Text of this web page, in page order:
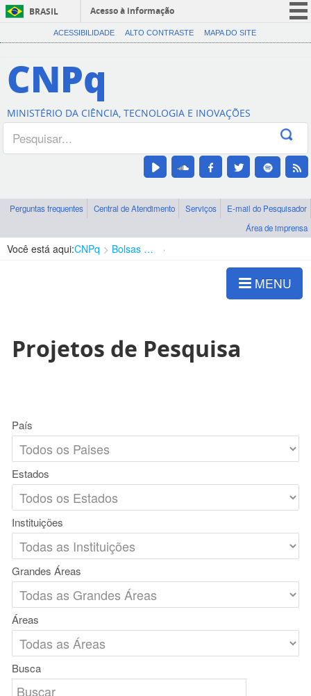
BRASIL
Acesso à informação
CORONAVÍRUS (COVID-19)
Canais
ACESSIBILIDADE ALTO CONTRASTE MAPA DO SITE
CNPq
MINISTÉRIO DA CIÊNCIA, TECNOLOGIA E INOVAÇÕES
Perguntas frequentes Central de Atendimento Serviços
E-mail do Pesquisador
Área de imprensa
Você está aqui:CNPq Bolsas e Auxílios Vigentes
MENU
Projetos de Pesquisa
País
Estados
Instituições
Grandes Áreas
Áreas
Busca